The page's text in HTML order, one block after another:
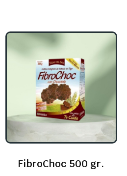
FibroChoc 500 gr.